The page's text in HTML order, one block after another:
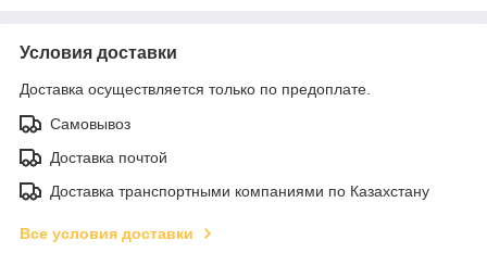
Условия доставки
Доставка осуществляется только по предоплате.
Самовывоз
Доставка почтой
Доставка транспортными компаниями по Казахстану
Все условия доставки